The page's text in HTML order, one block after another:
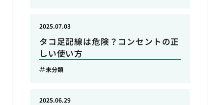
タコ足配線は危険？コンセントの正
しい使い方
2025.07.03
未分類
2025.06.29